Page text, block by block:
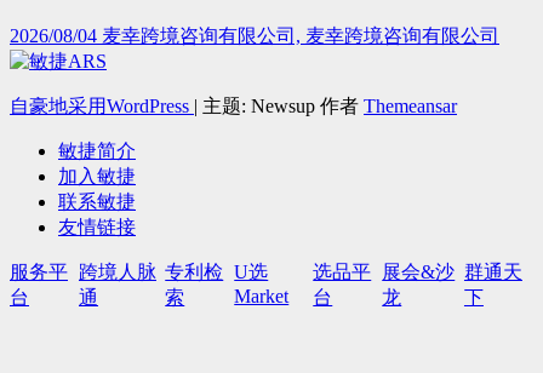
2026/08/04 麦幸跨境咨询有限公司, 麦幸跨境咨询有限公司
自豪地采用WordPress | 主题: Newsup 作者 Themeansar
敏捷简介
加入敏捷
联系敏捷
友情链接
服务平
台
跨境人脉
通
专利检
索
U选
Market
选品平
台
展会&沙
龙
群通天
下